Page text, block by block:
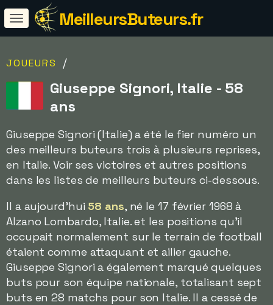
MeilleursButeurs.fr
JOUEURS /
Giuseppe Signori, Italie - 58
ans
Giuseppe Signori (Italie) a été le fier numéro un
des meilleurs buteurs trois à plusieurs reprises,
en Italie. Voir ses victoires et autres positions
dans les listes de meilleurs buteurs ci-dessous.
Il a aujourd'hui 58 ans, né le 17 février 1968 à
Alzano Lombardo, Italie. et les positions qu'il
occupait normalement sur le terrain de football
étaient comme attaquant et ailier gauche.
Giuseppe Signori a également marqué quelques
buts pour son équipe nationale, totalisant sept
buts en 28 matchs pour son Italie. Il a cessé de